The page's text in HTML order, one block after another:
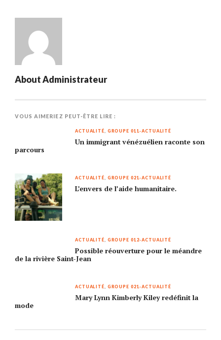
AboutAdministrateur
VOUS AIMERIEZ PEUT-ÊTRE LIRE :
ACTUALITÉ GROUPE 011-ACTUALITÉ
Un immigrant vénézuélien raconte son
parcours
ACTUALITÉ GROUPE 021-ACTUALITÉ
L’envers de l’aide humanitaire.
ACTUALITÉ GROUPE 012-ACTUALITÉ
Possible réouverture pour le méandre
de la rivière Saint-Jean
ACTUALITÉ GROUPE 021-ACTUALITÉ
Mary Lynn Kimberly Kiley redéfinit la
mode